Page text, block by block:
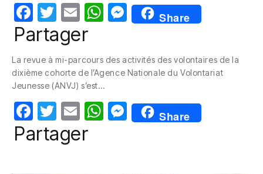
F
a
e
b
o
o
k
T
w
itt
er
E
m
W
s
A
p
p
M
e
e
g
er
Share
Partager
La revue à mi-parcours des activités des volontaires de la
dixième cohorte de l’Agence Nationale du Volontariat
Jeunesse (ANVJ) s’est…
F
a
T
w
itt
E
m
W M
e
Share
Partager